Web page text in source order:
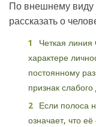
По внешнему виду
рассказать о
Четкая линия
характере
постоянному
признак
Если полоса
означает, что